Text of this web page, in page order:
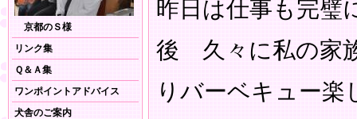
京都のＳ様
リンク集
Ｑ＆Ａ集
ワンポイントアドバイス
犬舎のご案内
昨日は仕事も完
後 久々に私の家
りバーベキュー